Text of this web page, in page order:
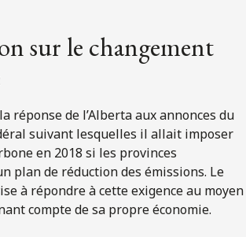
sur le changement
réponse de l’Alberta aux annonces du
suivant lesquelles il allait imposer
en 2018 si les provinces
plan de réduction des émissions. Le
à répondre à cette exigence au moyen
compte de sa propre économie.